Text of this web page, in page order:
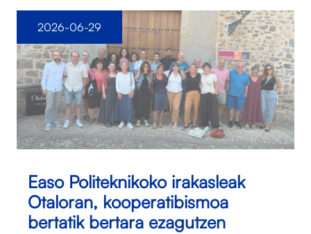
Easo Politeknikoko irakasleak
Otaloran, kooperatibismoa
bertatik bertara ezagutzen
2026-06-29